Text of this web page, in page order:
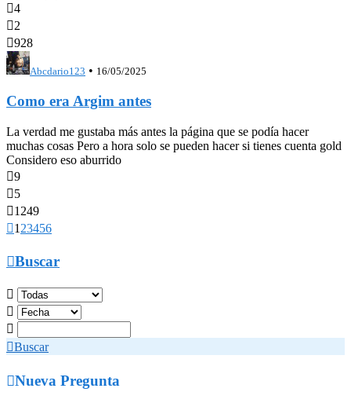
4
2
928
Abcdario123 • 16/05/2025
Como era Argim antes
La verdad me gustaba más antes la página que se podía hacer
muchas cosas Pero a hora solo se pueden hacer si tienes cuenta gold
Considero eso aburrido
9
5
1249
1 23456
Buscar



Buscar
Nueva Pregunta